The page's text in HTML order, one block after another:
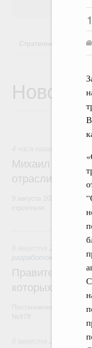
Стратегии
Новости
Михаил
отрасли с
9 августа 2026 года
разработок
которых
Постановление от 5